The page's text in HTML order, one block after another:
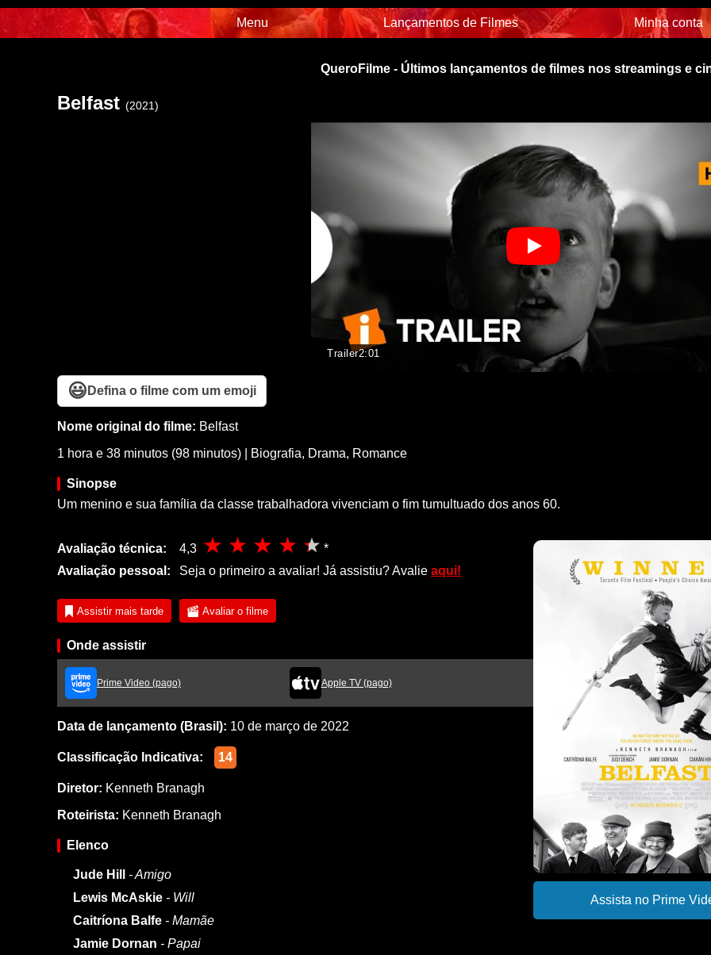
Menu Lançamentos de Filmes Minha conta
QueroFilme - Últimos lançamentos de filmes nos streamings e
Belfast (2021)
Trailer2:01
😃 Defina o filme com um emoji
Nome original do filme: Belfast
1 hora e 38 minutos (98 minutos)
Biografia, Drama, Romance
Sinopse
Um menino e sua família da classe trabalhadora vivenciam o fim tumultuado dos anos 60.
Avaliação técnica: 4,3
*
Avaliação pessoal:
Seja o primeiro a avaliar! Já assistiu? Avalie aqui!
Assistir mais tarde Avaliar o filme
Onde assistir
Prime Video (pago) Apple TV (pago)
Data de lançamento (Brasil): 10 de março de 2022
Classificação Indicativa: 14
Diretor: Kenneth Branagh
Roteirista: Kenneth Branagh
Elenco
Jude Hill
- Amigo
Lewis McAskie - Will
Caitríona Balfe - Mamãe
Jamie Dornan - Papai
Assista no Prime